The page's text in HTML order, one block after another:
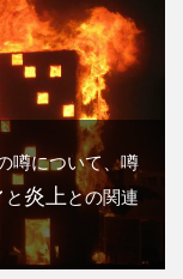
噂について、噂
と 炎上 との関連